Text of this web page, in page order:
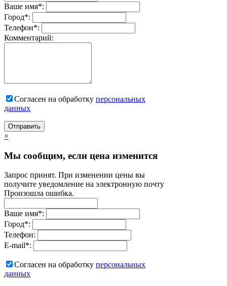
Ваше имя*:
Город*:
Телефон*:
Комментарий:
Согласен на обработку персональныx
данных
Отправить
×
Мы сообщим, если цена изменится
Запрос принят. При изменении цены вы
получите уведомление на электронную почту
Произошла ошибка.
Ваше имя*:
Город*:
Телефон:
E-mail*:
Согласен на обработку персональныx
данных